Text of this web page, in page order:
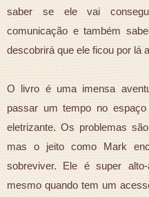
saber se ele vai
comunicação e também
descobrirá que ele ficou por lá
O livro é uma imensa
passar um tempo no
eletrizante. Os problemas
mas o jeito como Mark
sobreviver. Ele é super
mesmo quando tem um